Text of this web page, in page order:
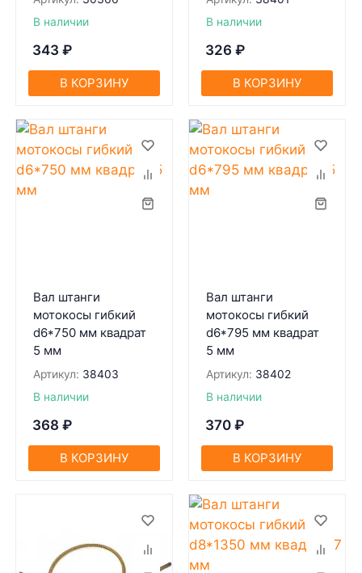
В наличии
343 ₽
В КОРЗИНУ
В наличии
326 ₽
В КОРЗИНУ
Вал штанги
мотокосы гибкий
d6*750 мм квадрат
5 мм
Артикул: 38403
В наличии
368 ₽
В КОРЗИНУ
Вал штанги
мотокосы гибкий
d6*795 мм квадрат
5 мм
Артикул: 38402
В наличии
370 ₽
В КОРЗИНУ